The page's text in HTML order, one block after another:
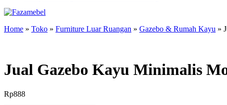
Home » Toko » Furniture Luar Ruangan » Gazebo & Rumah Kayu »
Jual Gazebo Kayu Minimalis
Rp888